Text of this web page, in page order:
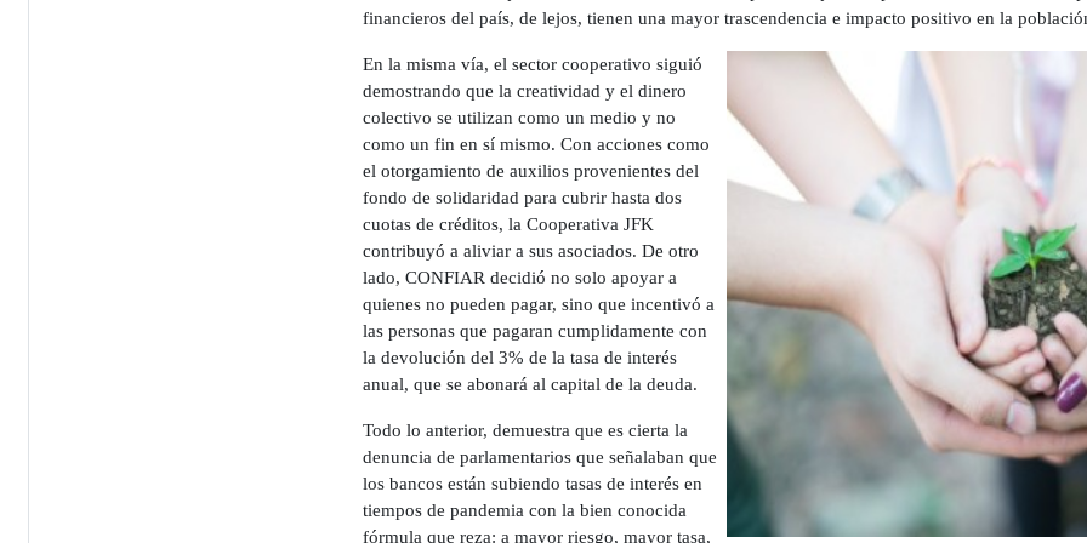
financieros del país, de lejos, tienen una mayor trascendencia e impacto positivo en la
En la misma vía, el sector cooperativo siguió
demostrando que la creatividad y el dinero
colectivo se utilizan como un medio y no
como un fin en sí mismo. Con acciones como
el otorgamiento de auxilios provenientes del
fondo de solidaridad para cubrir hasta dos
cuotas de créditos, la Cooperativa JFK
contribuyó a aliviar a sus asociados. De otro
lado, CONFIAR decidió no solo apoyar a
quienes no pueden pagar, sino que incentivó a
las personas que pagaran cumplidamente con
la devolución del 3% de la tasa de interés
anual, que se abonará al capital de la deuda.
Todo lo anterior, demuestra que es cierta la
denuncia de parlamentarios que señalaban que
los bancos están subiendo tasas de interés en
tiempos de pandemia con la bien conocida
fórmula que reza: a mayor riesgo, mayor tasa,